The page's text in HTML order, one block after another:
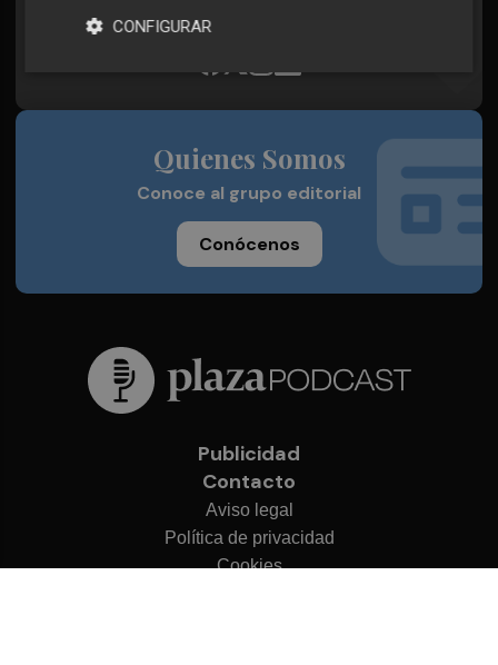
Quienes Somos
Conoce al grupo editorial
Conócenos
Publicidad
Contacto
Aviso legal
Política de privacidad
Cookies
CONFIGURAR